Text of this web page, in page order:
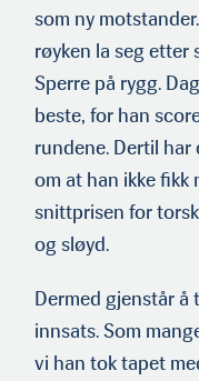
som ny
røyken la seg etter
Sperre på rygg.
beste, for han
rundene. Dertil
om at han ikke fikk
snittprisen for
og sløyd.
Dermed gjenstår å
innsats. Som
vi han tok tapet